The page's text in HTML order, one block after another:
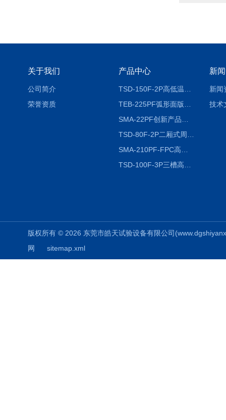
关于我们
公司简介
荣誉资质
产品中心 新
新闻
技术
版权所有 © 2026 东莞市皓天试验设备有限公司
网
sitemap.xml